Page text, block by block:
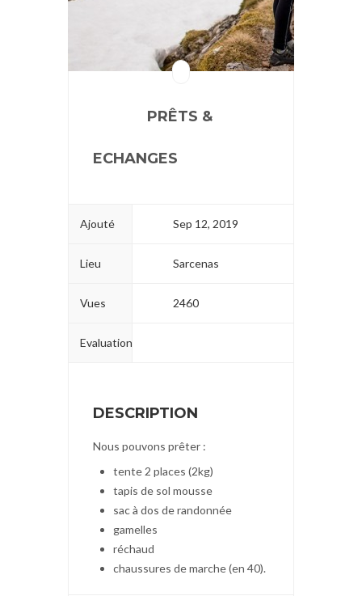
PRÊTS &
ECHANGES
Ajouté Sep 12, 2019
Lieu Sarcenas
Vues 2460
Evaluation
DESCRIPTION
Nous pouvons prêter :
tente 2 places (2kg)
tapis de sol mousse
sac à dos de randonnée
gamelles
réchaud
chaussures de marche (en 40).